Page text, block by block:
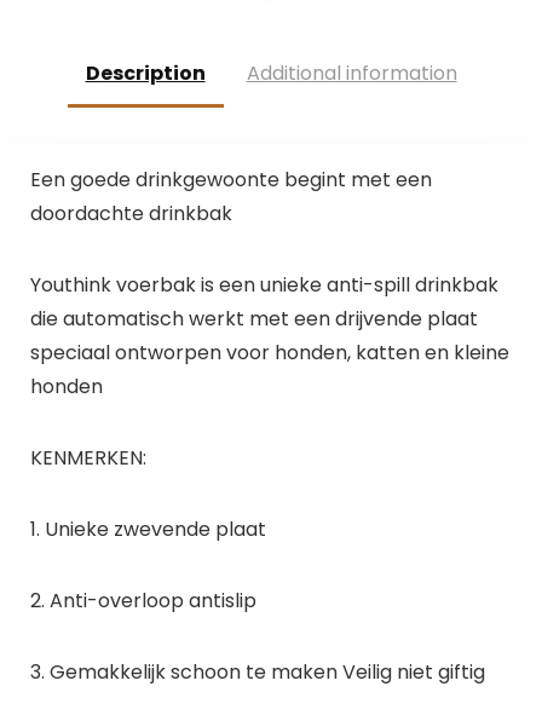
(chocoladekleur)
Description Additional information
Een goede drinkgewoonte begint met een
doordachte drinkbak
Youthink voerbak is een unieke anti-spill drinkbak
die automatisch werkt met een drijvende plaat
speciaal ontworpen voor honden, katten en kleine
honden
KENMERKEN:
1. Unieke zwevende plaat
2. Anti-overloop antislip
3. Gemakkelijk schoon te maken Veilig niet giftig